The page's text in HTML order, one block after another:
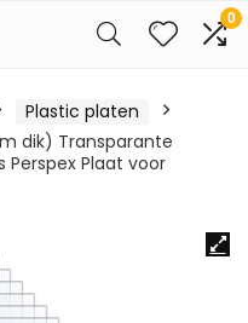
0
Plastic platen
dik) Transparante
Perspex Plaat voor